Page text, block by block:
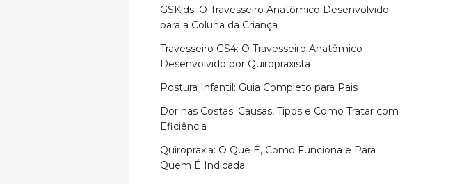
GSKids: O Travesseiro Anatômico Desenvolvido
para a Coluna da Criança
Travesseiro GS4: O Travesseiro Anatômico
Desenvolvido por Quiropraxista
Postura Infantil: Guia Completo para Pais
Dor nas Costas: Causas, Tipos e Como Tratar com
Eficiência
Quiropraxia: O Que É, Como Funciona e Para
Quem É Indicada